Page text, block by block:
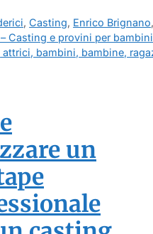
,Casting, Enrico Brignano,
Casting e provini per bambini
bambini, bambine,
un